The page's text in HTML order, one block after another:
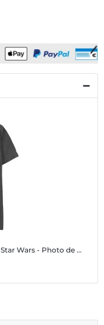
Star Wars - Photo de groupe Periodically Elemental - Homme T-shirt